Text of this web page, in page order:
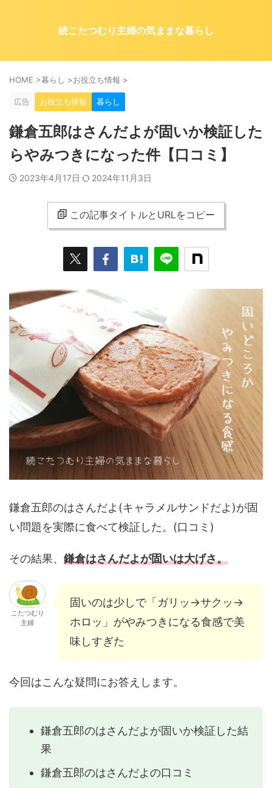
続こたつむり主婦の気ままな暮らし
HOME >暮らし >お役立ち情報 >
広告 お役立ち情報 暮らし
鎌倉五郎はさんだよが固いか検証した
らやみつきになった件【口コミ】
2023年4月17日 2024年11月3日
この記事タイトルとURLをコピー
鎌倉五郎のはさんだよ(キャラメルサンドだよ)が固
い問題を実際に食べて検証した。(口コミ)
その結果、 鎌倉はさんだよが固いは大げさ。
こたつむり
主婦
固いのは少しで「ガリッ→サクッ→
ホロッ」がやみつきになる食感で美
味しすぎた
今回はこんな疑問にお答えします。
鎌倉五郎のはさんだよが固いか検証した結
果
鎌倉五郎のはさんだよの口コミ